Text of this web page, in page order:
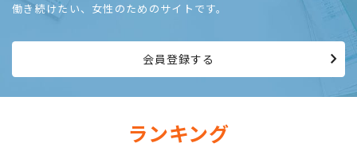
働き続けたい、女性のためのサイトです。
会員登録する
ランキング